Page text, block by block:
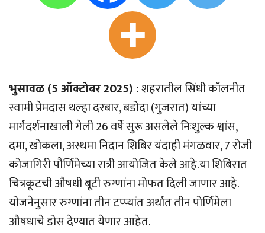
भुसावळ (5 ऑक्टोबर 2025) :शहरातील सिंधी कॉलनीत
स्वामी प्रेमदास थल्हा दरबार, बडोदा (गुजरात) यांच्या
मार्गदर्शनाखाली गेली 26 वर्षे सुरू असलेले निःशुल्क श्वांस,
दमा, खोकला, अस्थमा निदान शिबिर यंदाही मंगळवार, 7 रोजी
कोजागिरी पौर्णिमेच्या रात्री आयोजित केले आहे.या शिबिरात
चित्रकूटची औषधी बूटी रुग्णांना मोफत दिली जाणार आहे.
योजनेनुसार रुग्णांना तीन टप्प्यांत अर्थात तीन पोर्णिमेला
औषधाचे डोस देण्यात येणार आहेत.